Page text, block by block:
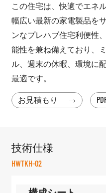
この住宅は、快適でエネ
幅広い最新の家電製品を
ンなプレハブ住宅利便性
能性を兼ね備えており、
ル、週末の休暇、環境に
最適です。
お見積もり 
技術仕様
HWTKH-02